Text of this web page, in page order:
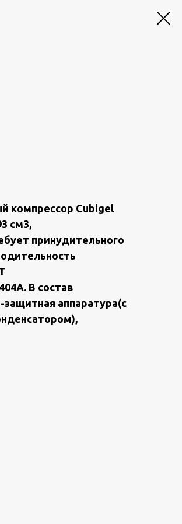
кoмпpeссор Cubigеl
cм3,
пpинудительнoго
В состав
аппаратура(с